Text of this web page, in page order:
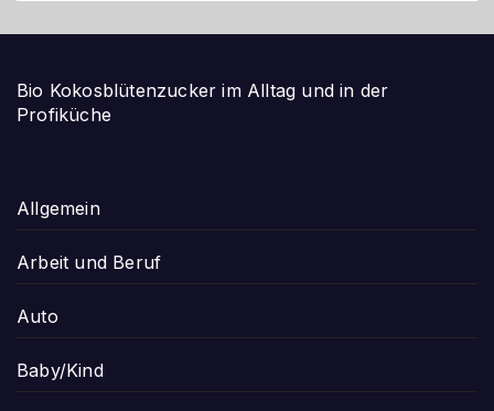
Bio Kokosblütenzucker im Alltag und in der
Profiküche
Allgemein
Arbeit und Beruf
Auto
Baby/Kind